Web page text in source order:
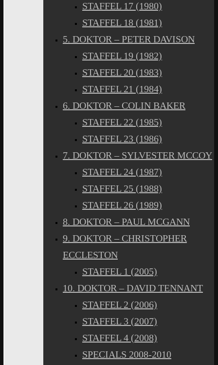
STAFFEL 17 (1980)
STAFFEL 18 (1981)
5. DOKTOR – PETER DAVISON
STAFFEL 19 (1982)
STAFFEL 20 (1983)
STAFFEL 21 (1984)
6. DOKTOR – COLIN BAKER
STAFFEL 22 (1985)
STAFFEL 23 (1986)
7. DOKTOR – SYLVESTER MCCOY
STAFFEL 24 (1987)
STAFFEL 25 (1988)
STAFFEL 26 (1989)
8. DOKTOR – PAUL MCGANN
9. DOKTOR – CHRISTOPHER
ECCLESTON
STAFFEL 1 (2005)
10. DOKTOR – DAVID TENNANT
STAFFEL 2 (2006)
STAFFEL 3 (2007)
STAFFEL 4 (2008)
SPECIALS 2008-2010